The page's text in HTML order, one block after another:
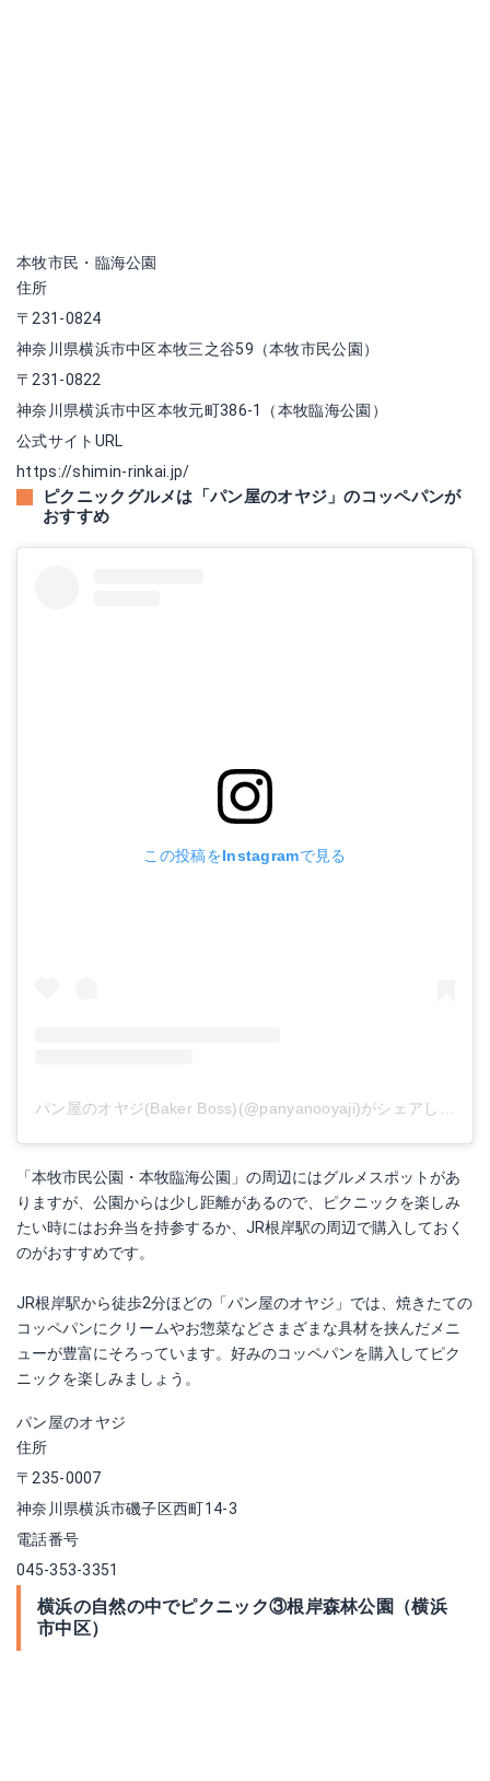
本牧市民・臨海公園
住所
〒231-0824
神奈川県横浜市中区本牧三之谷59（本牧市民公園）
〒231-0822
神奈川県横浜市中区本牧元町386-1（本牧臨海公園）
公式サイトURL
https://shimin-rinkai.jp/
ピクニックグルメは「パン屋のオヤジ」のコッペパンが
おすすめ
この投稿をInstagramで見る
「本牧市民公園・本牧臨海公園」の周辺にはグルメスポットがあ
りますが、公園からは少し距離があるので、ピクニックを楽しみ
たい時にはお弁当を持参するか、JR根岸駅の周辺で購入しておく
のがおすすめです。
JR根岸駅から徒歩2分ほどの「パン屋のオヤジ」では、焼きたての
コッペパンにクリームやお惣菜などさまざまな具材を挟んだメニ
ューが豊富にそろっています。好みのコッペパンを購入してピク
ニックを楽しみましょう。
パン屋のオヤジ
住所
〒235-0007
神奈川県横浜市磯子区西町14-3
電話番号
045-353-3351
横浜の自然の中でピクニック③根岸森林公園（横浜
市中区）